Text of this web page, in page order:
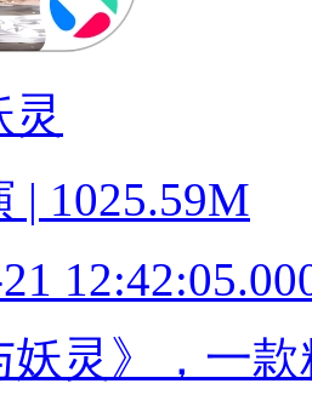
| 1025.59M
妖灵》，一